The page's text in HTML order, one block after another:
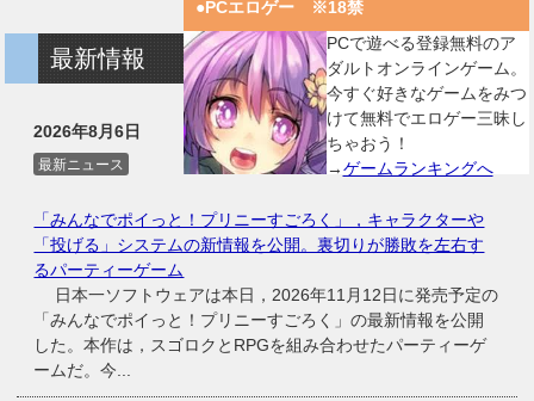
●PCエロゲー ※18禁
PCで遊べる登録無料のア
ダルトオンラインゲーム。
今すぐ好きなゲームをみつ
けて無料でエロゲー三昧し
ちゃおう！
→ゲームランキングへ
最新情報
2026年8月6日
最新ニュース
「みんなでポイっと！プリニーすごろく」，キャラクターや
「投げる」システムの新情報を公開。裏切りが勝敗を左右す
るパーティーゲーム
日本一ソフトウェアは本日，2026年11月12日に発売予定の
「みんなでポイっと！プリニーすごろく」の最新情報を公開
した。本作は，スゴロクとRPGを組み合わせたパーティーゲ
ームだ。今...